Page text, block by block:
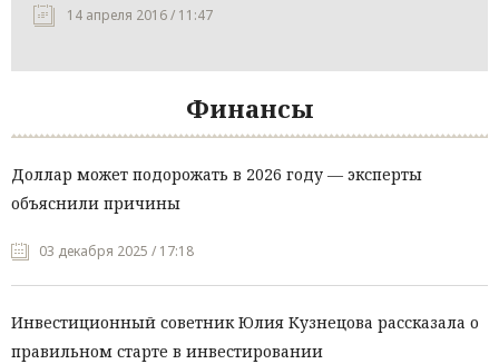
14 апреля 2016 / 11:47
Финансы
Доллар может подорожать в 2026 году — эксперты
объяснили причины
03 декабря 2025 / 17:18
Инвестиционный советник Юлия Кузнецова рассказала о
правильном старте в инвестировании